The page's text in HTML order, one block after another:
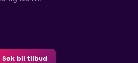
Søk bil tilbud